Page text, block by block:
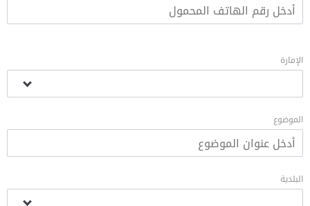
الإمارة
الموضوع
البلدية